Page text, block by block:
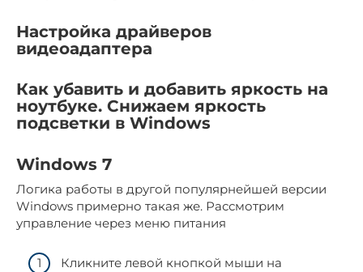
Настройка драйверов
видеоадаптера
Как убавить и добавить яркость на
ноутбуке. Снижаем яркость
подсветки в Windows
Windows 7
Логика работы в другой популярнейшей версии
Windows примерно такая же. Рассмотрим
управление через меню питания
Кликните левой кнопкой мыши на